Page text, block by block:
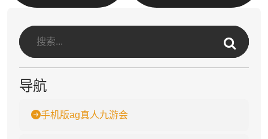
导航
手机版ag真人九游会